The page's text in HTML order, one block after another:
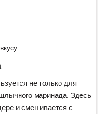
не только для
маринада. Здесь
и смешивается с